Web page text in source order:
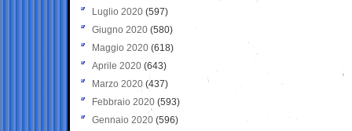
Luglio 2020 (597)
Giugno 2020 (580)
Maggio 2020 (618)
Aprile 2020 (643)
Marzo 2020 (437)
Febbraio 2020 (593)
Gennaio 2020 (596)